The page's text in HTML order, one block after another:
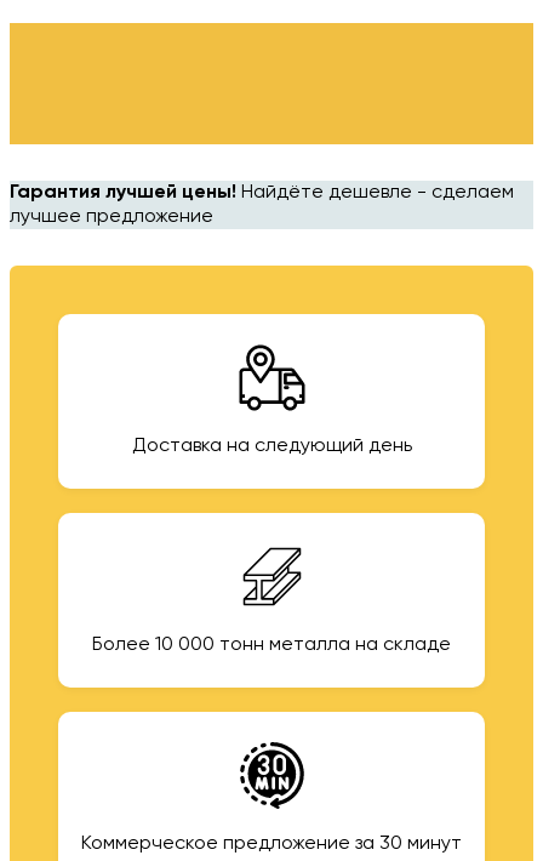
Гарантия лучшей цены! Найдёте дешевле - сделаем
лучшее предложение
Доставка на следующий день
Более 10 000 тонн металла на складе
Коммерческое предложение за 30 минут